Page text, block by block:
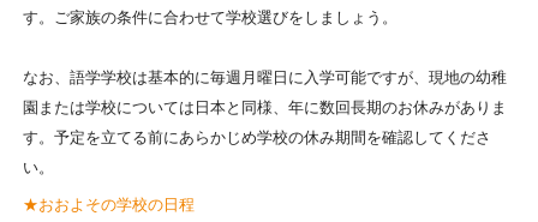
す。ご家族の条件に合わせて学校選びをしましょう。
なお、語学学校は基本的に毎週月曜日に入学可能ですが、現地の幼稚
園または学校については日本と同様、年に数回長期のお休みがありま
す。予定を立てる前にあらかじめ学校の休み期間を確認してくださ
い。
★おおよその学校の日程